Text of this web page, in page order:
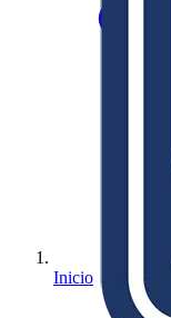
Inicio